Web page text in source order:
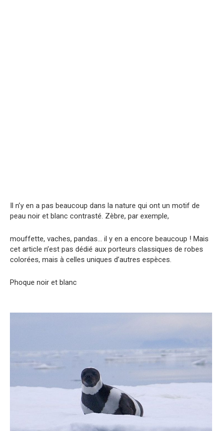
Il n’y en a pas beaucoup dans la nature qui ont un motif de
peau noir et blanc contrasté. Zèbre, par exemple,
mouffette, vaches, pandas… il y en a encore beaucoup ! Mais
cet article n’est pas dédié aux porteurs classiques de robes
colorées, mais à celles uniques d’autres espèces.
Phoque noir et blanc